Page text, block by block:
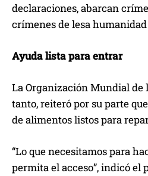
declaraciones, abarcan
crímenes de lesa
Ayuda lista para entrar
La Organización Mundial de
tanto, reiteró por su parte
de alimentos listos para
“Lo que necesitamos para
permita el acceso”, indicó el